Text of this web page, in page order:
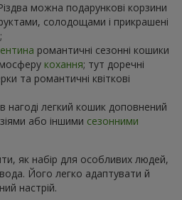
можна подарункові корзини
солодощами і прикрашені
романтичні сезонні кошики
кохання; тут доречні
та романтичні квіткові
нагоді легкий кошик доповнений
або іншими сезонними
як набір для особливих людей,
Його легко адаптувати й
настрій.